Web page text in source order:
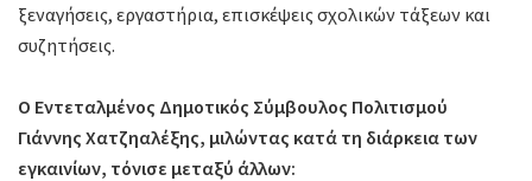
ξεναγήσεις, εργαστήρια, επισκέψεις σχολικών τάξεων και
συζητήσεις.
Ο Εντεταλμένος Δημοτικός Σύμβουλος Πολιτισμού
Γιάννης Χατζηαλέξης, μιλώντας κατά τη διάρκεια των
εγκαινίων, τόνισε μεταξύ άλλων: